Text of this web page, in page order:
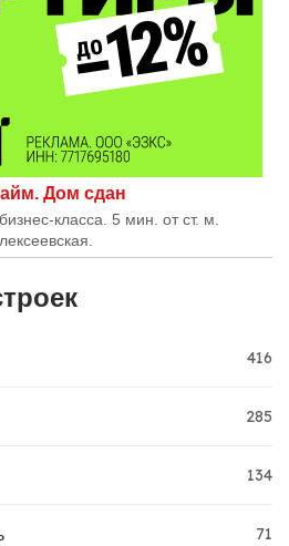
Дом сдан
класса. 5 мин. от ст. м.
416
285
134
71